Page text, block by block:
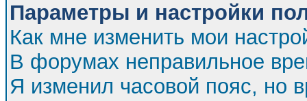
Параметры и настройки
Как мне изменить мои
В форумах неправильное
Я изменил часовой пояс, но